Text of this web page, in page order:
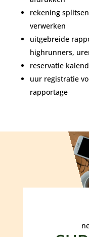
rekening
verwerken
uitgebreide
highrunners,
reservatie
uur registratie
rapportage